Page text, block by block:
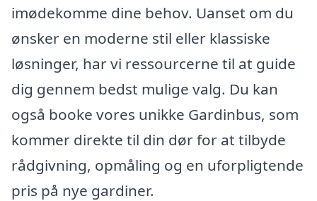
imødekomme dine behov. Uanset om du
ønsker en moderne stil eller klassiske
løsninger, har vi ressourcerne til at guide
dig gennem bedst mulige valg. Du kan
også booke vores unikke Gardinbus, som
kommer direkte til din dør for at tilbyde
rådgivning, opmåling og en uforpligtende
pris på nye gardiner.